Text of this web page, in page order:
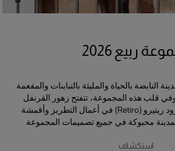
ربيع 2026
النابضة بالحياة والمليئة بالتباينات والمفعمة
قلب هذه المجموعة، تتفتح زهور القرنفل
والبنفسج (الفيوليتا) وورود ريتيرو (Retiro) في أعمال التطريز وأقمشة
محبوكة في جميع تصميمات المجموعة
استكشاف